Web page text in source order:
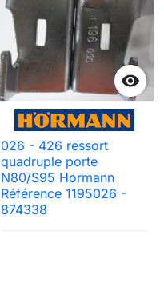

026 - 426 ressort
quadruple porte
N80/S95 Hormann
Référence 1195026 -
874338